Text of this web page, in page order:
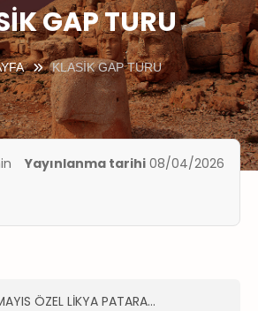
GAP TURU
KLASİK GAP TURU
Yayınlanma tarihi 08/04/2026
ÖZEL LİKYA PATARA…